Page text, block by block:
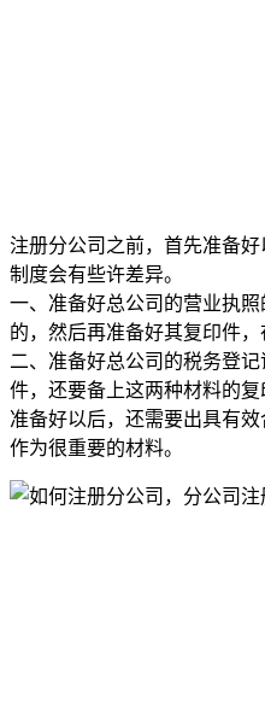
注册分公司之前，首先准备
制度会有些许差异。
一、准备好总公司的营业执
的，然后再准备好其复印件，
二、准备好总公司的税务登
件，还要备上这两种材料的复
准备好以后，还需要出具有效
作为很重要的材料。